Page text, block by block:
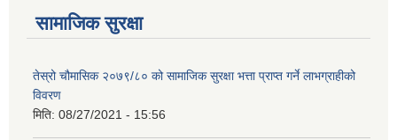
सामाजिक सुरक्षा
तेस्रो चौमासिक २०७९/८० को सामाजिक सुरक्षा भत्ता प्राप्त गर्ने लाभग्राहीको
विवरण
मिति: 08/27/2021 - 15:56